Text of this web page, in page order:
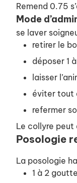
Remend 0.75
Mode
se laver
retirer le
déposer 1
laisser
éviter tout
refermer
Le collyre peut
Posologie
La posologie
1 à 2